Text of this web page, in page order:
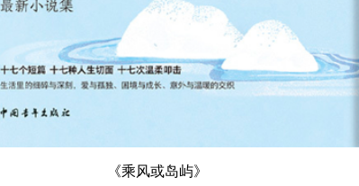
《乘风或岛屿》